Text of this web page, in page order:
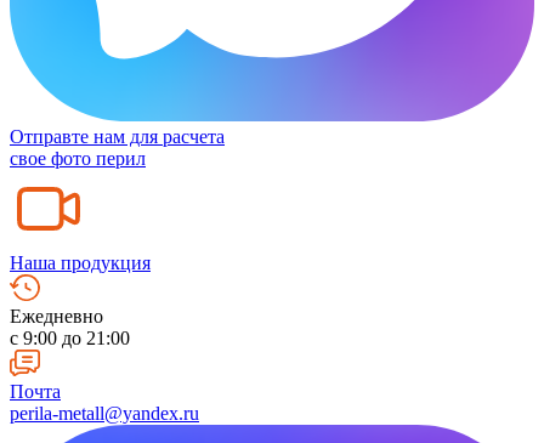
Отправте нам для расчета
свое фото перил
Наша продукция
Ежедневно
c 9:00 до 21:00
Почта
perila-metall@yandex.ru